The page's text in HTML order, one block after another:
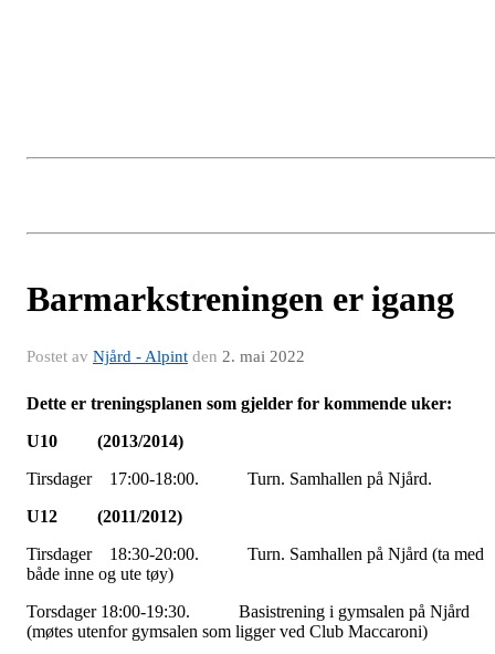
Barmarkstreningen er igang
Postet av Njård - Alpint den 2. mai 2022
Dette er treningsplanen som gjelder for kommende uker:
U10 (2013/2014)
Tirsdager 17:00-18:00. Turn. Samhallen på Njård.
U12 (2011/2012)
Tirsdager 18:30-20:00. Turn. Samhallen på Njård (ta med
både inne og ute tøy)
Torsdager 18:00-19:30. Basistrening i gymsalen på Njård
(møtes utenfor gymsalen som ligger ved Club Maccaroni)